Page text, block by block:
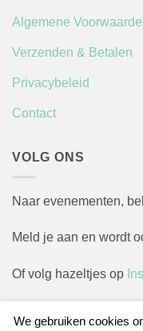
Algemene
Verzenden & Betalen
Privacybeleid
Contact
VOLG ONS
Naar evenementen,
Meld je aan en wordt
Of volg hazeltjes op
We gebruiken cookies